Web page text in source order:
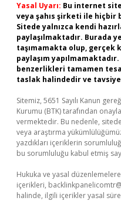
Yasal Uyarı: Bu internet
veya şahıs şirketi ile hiçbir
Sitede yalnızca kendi
paylaşılmaktadır. Burada
taşımamakta olup, gerçek
paylaşım
benzerlikleri tamamen
taslak halindedir ve
Sitemiz, 5651 Sayılı Kanun
Kurumu (BTK) tarafından
vermektedir. Bu nedenle,
veya araştırma
yazdıkları içeriklerin
bu sorumluluğu kabul etmiş
Hukuka ve yasal
içerikleri,
halinde, ilgili içerikler yasal